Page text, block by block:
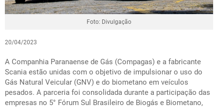
Foto: Divulgação
20/04/2023
A Companhia Paranaense de Gás (Compagas) e a fabricante
Scania estão unidas com o objetivo de impulsionar o uso do
Gás Natural Veicular (GNV) e do biometano em veículos
pesados. A parceria foi consolidada durante a participação das
empresas no 5° Fórum Sul Brasileiro de Biogás e Biometano,